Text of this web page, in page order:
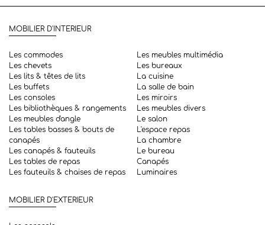
MOBILIER D'INTERIEUR
Les commodes
Les chevets
Les lits & têtes de lits
Les buffets
Les consoles
Les bibliothèques & rangements
Les meubles d'angle
Les tables basses & bouts de
canapés
Les canapés & fauteuils
Les tables de repas
Les fauteuils & chaises de repas
Les meubles multimédia
Les bureaux
La cuisine
La salle de bain
Les miroirs
Les meubles divers
Le salon
L'espace repas
La chambre
Le bureau
Canapés
Luminaires
MOBILIER D'EXTERIEUR